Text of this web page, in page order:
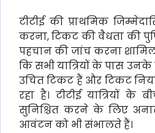
टीटीई की प्राथमिक
करना, टिकट की वैधता की
पहचान की जांच करना
कि सभी यात्रियों के पास
उचित टिकट हैं और टिकट
रहा है। टीटीई यात्रियों
सुनिश्चित करने के लिए
आवंटन को भी संभालते हैं।